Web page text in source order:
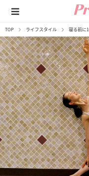
TOP ライフスタイル 寝る前に